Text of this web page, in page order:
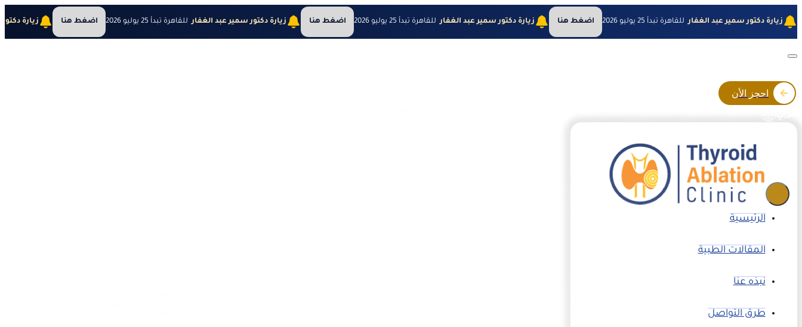
زيارة دكتور سمير عبد الغفار للقاهرة تبدأ 25 يوليو 2026 اضغط هنا زيارة دكتور سمير عبد الغفار للقاهرة تبدأ 25 يوليو 2026 اضغط هنا زيارة دكتور سمير عبد الغفار للقاهرة تبدأ 25 يوليو 2026 اضغط هنا زيارة
احجز الأن
الرئيسية
المقالات الطبية
نبذه عنا
طرق التواصل